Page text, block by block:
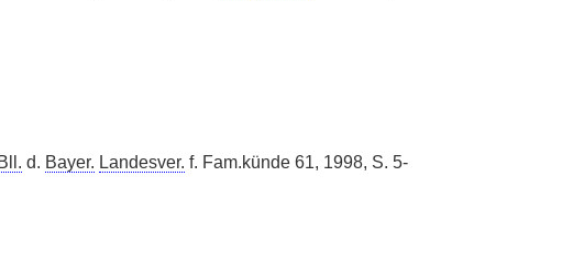
Bll. d. Bayer. Landesver. f. Fam.künde 61, 1998, S. 5-